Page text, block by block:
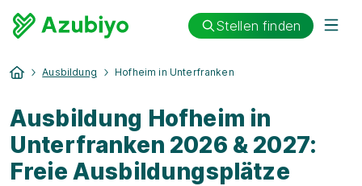
Stellen finden
Ausbildung Hofheim in Unterfranken
Ausbildung Hofheim in
Unterfranken 2026 & 2027:
Freie Ausbildungsplätze